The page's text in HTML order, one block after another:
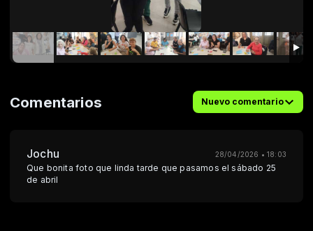
Comentarios Nuevo comentario
Que bonita foto que linda tarde que pasamos el sábado 25
de abril
Jochu 28/04/2026 • 18:03